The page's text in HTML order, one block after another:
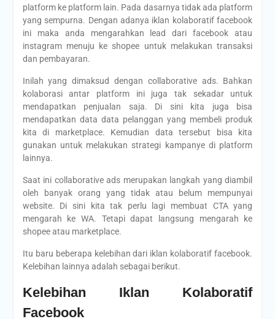
platform ke platform lain. Pada dasarnya tidak ada platform
yang sempurna. Dengan adanya iklan kolaboratif facebook
ini maka anda mengarahkan lead dari facebook atau
instagram menuju ke shopee untuk melakukan transaksi
dan pembayaran.
Inilah yang dimaksud dengan collaborative ads. Bahkan
kolaborasi antar platform ini juga tak sekadar untuk
mendapatkan penjualan saja. Di sini kita juga bisa
mendapatkan data data pelanggan yang membeli produk
kita di marketplace. Kemudian data tersebut bisa kita
gunakan untuk melakukan strategi kampanye di platform
lainnya.
Saat ini collaborative ads merupakan langkah yang diambil
oleh banyak orang yang tidak atau belum mempunyai
website. Di sini kita tak perlu lagi membuat CTA yang
mengarah ke WA. Tetapi dapat langsung mengarah ke
shopee atau marketplace.
Itu baru beberapa kelebihan dari iklan kolaboratif facebook.
Kelebihan lainnya adalah sebagai berikut.
Kelebihan Iklan Kolaboratif
Facebook